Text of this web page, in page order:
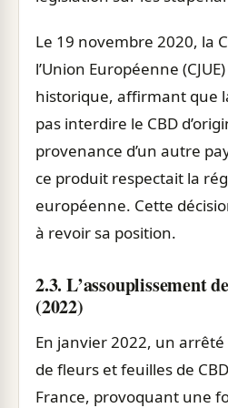
Le 19 novembre 2020, la
l’Union Européenne
historique, affirmant que
pas interdire le CBD
provenance d’un autre
ce produit respectait la
européenne. Cette
à revoir sa position.
2.3. L’assouplissement
(2022)
En janvier 2022, un
de fleurs et feuilles de
France, provoquant une